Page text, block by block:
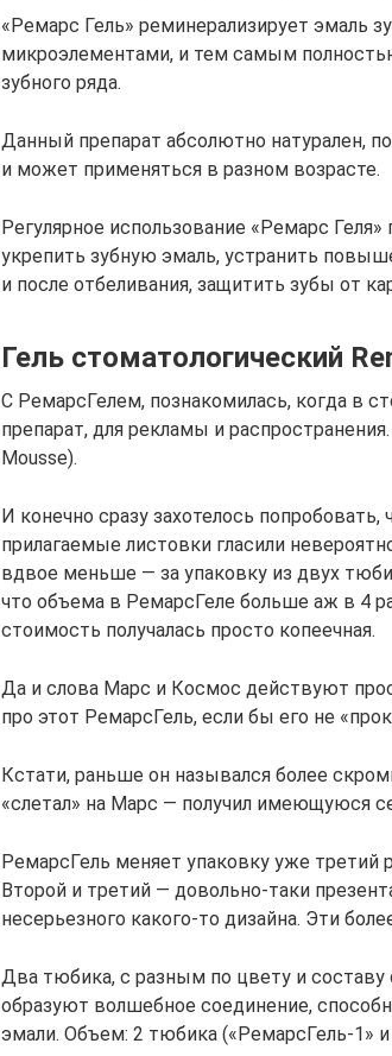
«Ремарс Гель» реминерализирует эмаль
микроэлементами, и тем самым
зубного ряда.
Данный препарат абсолютно натурален,
и может применяться в разном возрасте.
Регулярное использование «Ремарс
укрепить зубную эмаль, устранить
и после отбеливания, защитить зубы от
Гель стоматологический
С РемарсГелем, познакомилась, когда в
препарат, для рекламы и
Mousse).
И конечно сразу захотелось
прилагаемые листовки гласили
вдвое меньше — за упаковку из двух
что объема в РемарсГеле больше аж в 4
стоимость получалась просто копеечная.
Да и слова Марс и Космос действуют
про этот РемарсГель, если бы его не
Кстати, раньше он назывался более
«слетал» на Марс — получил имеющуюся
РемарсГель меняет упаковку уже третий
Второй и третий — довольно-таки
несерьезного какого-то дизайна. Эти
Два тюбика, с разным по цвету и
образуют волшебное соединение,
эмали. Объем: 2 тюбика («РемарсГель-1»